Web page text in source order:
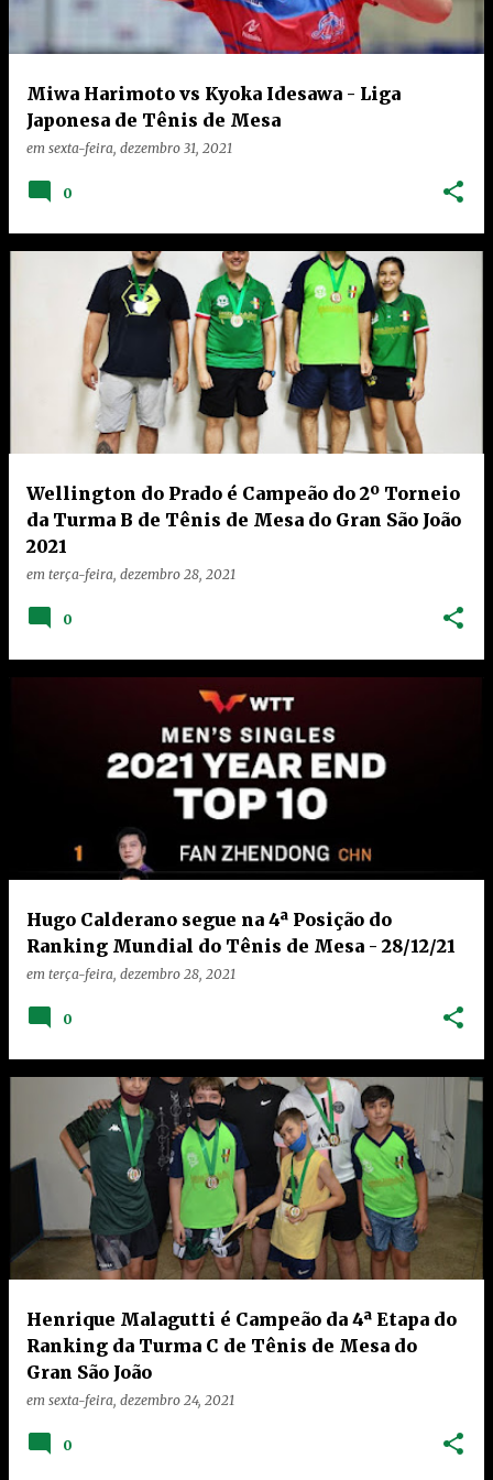
n
s
Miwa Harimoto vs Kyoka Idesawa - Liga
Japonesa de Tênis de Mesa
em sexta-feira, dezembro 31, 2021
0
Wellington do Prado é Campeão do 2º Torneio
da Turma B de Tênis de Mesa do Gran São João
2021
em terça-feira, dezembro 28, 2021
0
Hugo Calderano segue na 4ª Posição do
Ranking Mundial do Tênis de Mesa - 28/12/21
em terça-feira, dezembro 28, 2021
0
Henrique Malagutti é Campeão da 4ª Etapa do
Ranking da Turma C de Tênis de Mesa do
Gran São João
em sexta-feira, dezembro 24, 2021
0